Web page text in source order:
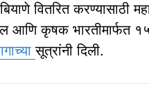
वितरित करण्यासाठी
कृषक भारतीमार्फत
सूत्रांनी दिली.